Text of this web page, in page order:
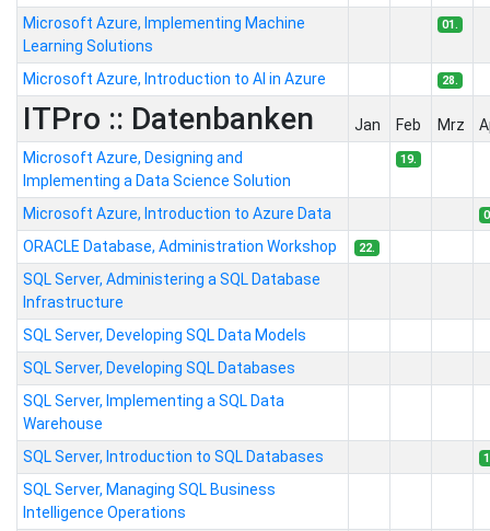
Microsoft Azure, Implementing Machine
Learning Solutions
01.
Microsoft Azure, Introduction to AI in Azure 28.
ITPro :: Datenbanken Jan Feb Mrz
Microsoft Azure, Designing and
Implementing a Data Science Solution
19.
Microsoft Azure, Introduction to Azure Data
ORACLE Database, Administration Workshop 22.
SQL Server, Administering a SQL Database
Infrastructure
SQL Server, Developing SQL Data Models
SQL Server, Developing SQL Databases
SQL Server, Implementing a SQL Data
Warehouse
SQL Server, Introduction to SQL Databases
SQL Server, Managing SQL Business
Intelligence Operations